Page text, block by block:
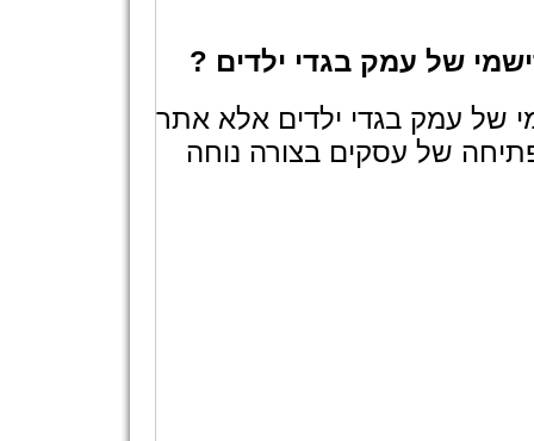
של עמק בגדי ילדים ?
של עמק בגדי ילדים אלא אתר
של עסקים בצורה נוחה